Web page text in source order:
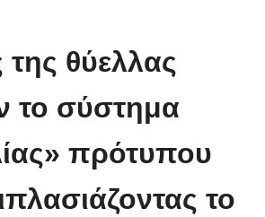
θύελλας
το σύστημα
πρότυπου
το